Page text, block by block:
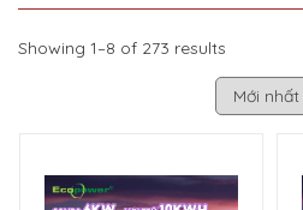
Showing 1–8 of 273 results